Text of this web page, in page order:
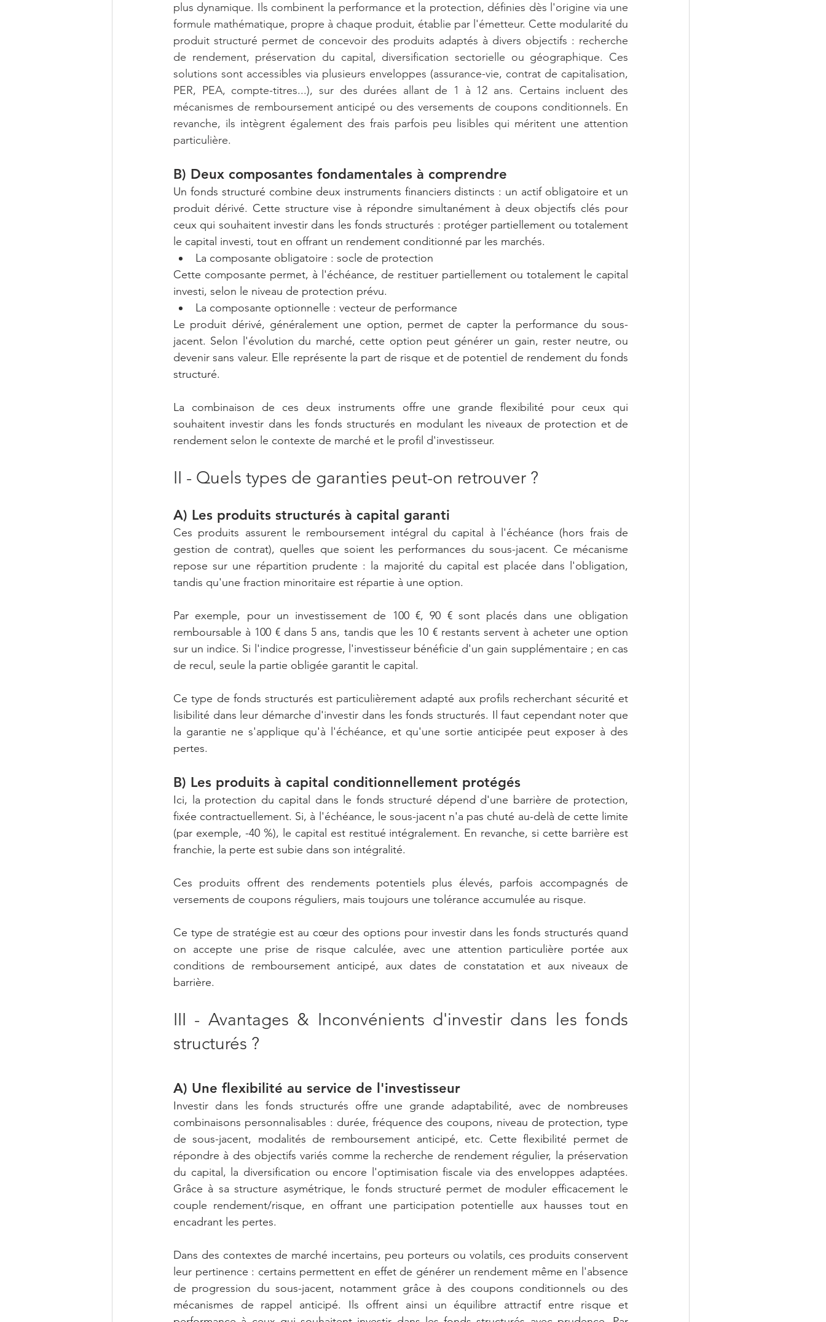
plus dynamique. Ils combinent la performance et la protection, définies dès l'origine via une
formule mathématique, propre à chaque produit, établie par l'émetteur. Cette modularité du
produit structuré permet de concevoir des produits adaptés à divers objectifs : recherche
de rendement, préservation du capital, diversification sectorielle ou géographique. Ces
solutions sont accessibles via plusieurs enveloppes (assurance-vie, contrat de capitalisation,
PER, PEA, compte-titres...), sur des durées allant de 1 à 12 ans. Certains incluent des
mécanismes de remboursement anticipé ou des versements de coupons conditionnels. En
revanche, ils intègrent également des frais parfois peu lisibles qui méritent une attention
particulière.
B) Deux composantes fondamentales à comprendre
Un fonds structuré combine deux instruments financiers distincts : un actif obligatoire et un
produit dérivé. Cette structure vise à répondre simultanément à deux objectifs clés pour
ceux qui souhaitent investir dans les fonds structurés : protéger partiellement ou totalement
le capital investi, tout en offrant un rendement conditionné par les marchés.
La composante obligatoire : socle de protection
Cette composante permet, à l'échéance, de restituer partiellement ou totalement le capital
investi, selon le niveau de protection prévu.
La composante optionnelle : vecteur de performance
Le produit dérivé, généralement une option, permet de capter la performance du sous-
jacent. Selon l'évolution du marché, cette option peut générer un gain, rester neutre, ou
devenir sans valeur. Elle représente la part de risque et de potentiel de rendement du fonds
structuré.
La combinaison de ces deux instruments offre une grande flexibilité pour ceux qui
souhaitent investir dans les fonds structurés en modulant les niveaux de protection et de
rendement selon le contexte de marché et le profil d'investisseur.
II - Quels types de garanties peut-on retrouver ?
A) Les produits structurés à capital garanti
Ces produits assurent le remboursement intégral du capital à l'échéance (hors frais de
gestion de contrat), quelles que soient les performances du sous-jacent. Ce mécanisme
repose sur une répartition prudente : la majorité du capital est placée dans l'obligation,
tandis qu'une fraction minoritaire est répartie à une option.
Par exemple, pour un investissement de 100 €, 90 € sont placés dans une obligation
remboursable à 100 € dans 5 ans, tandis que les 10 € restants servent à acheter une option
sur un indice. Si l'indice progresse, l'investisseur bénéficie d'un gain supplémentaire ; en cas
de recul, seule la partie obligée garantit le capital.
Ce type de fonds structurés est particulièrement adapté aux profils recherchant sécurité et
lisibilité dans leur démarche d'investir dans les fonds structurés. Il faut cependant noter que
la garantie ne s'applique qu'à l'échéance, et qu'une sortie anticipée peut exposer à des
pertes.
B) Les produits à capital conditionnellement protégés
Ici, la protection du capital dans le fonds structuré dépend d'une barrière de protection,
fixée contractuellement. Si, à l'échéance, le sous-jacent n'a pas chuté au-delà de cette limite
(par exemple, -40 %), le capital est restitué intégralement. En revanche, si cette barrière est
franchie, la perte est subie dans son intégralité.
Ces produits offrent des rendements potentiels plus élevés, parfois accompagnés de
versements de coupons réguliers, mais toujours une tolérance accumulée au risque.
Ce type de stratégie est au cœur des options pour investir dans les fonds structurés quand
on accepte une prise de risque calculée, avec une attention particulière portée aux
conditions de remboursement anticipé, aux dates de constatation et aux niveaux de
barrière.
III - Avantages & Inconvénients d'investir dans les fonds
structurés ?
A) Une flexibilité au service de l'investisseur
Investir dans les fonds structurés offre une grande adaptabilité, avec de nombreuses
combinaisons personnalisables : durée, fréquence des coupons, niveau de protection, type
de sous-jacent, modalités de remboursement anticipé, etc. Cette flexibilité permet de
répondre à des objectifs variés comme la recherche de rendement régulier, la préservation
du capital, la diversification ou encore l'optimisation fiscale via des enveloppes adaptées.
Grâce à sa structure asymétrique, le fonds structuré permet de moduler efficacement le
couple rendement/risque, en offrant une participation potentielle aux hausses tout en
encadrant les pertes.
Dans des contextes de marché incertains, peu porteurs ou volatils, ces produits conservent
leur pertinence : certains permettent en effet de générer un rendement même en l'absence
de progression du sous-jacent, notamment grâce à des coupons conditionnels ou des
mécanismes de rappel anticipé. Ils offrent ainsi un équilibre attractif entre risque et